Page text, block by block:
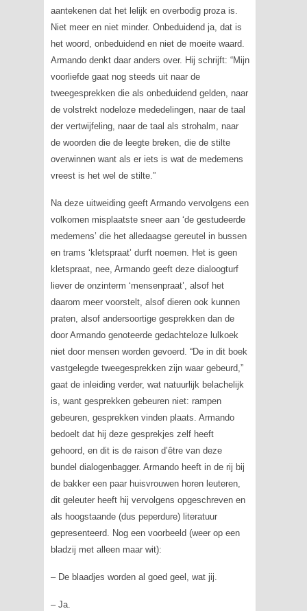
aantekenen dat het lelijk en overbodig proza is.
Niet meer en niet minder. Onbeduidend ja, dat is
het woord, onbeduidend en niet de moeite waard.
Armando denkt daar anders over. Hij schrijft: “Mijn
voorliefde gaat nog steeds uit naar de
tweegesprekken die als onbeduidend gelden, naar
de volstrekt nodeloze mededelingen, naar de taal
der vertwijfeling, naar de taal als strohalm, naar
de woorden die de leegte breken, die de stilte
overwinnen want als er iets is wat de medemens
vreest is het wel de stilte.”
Na deze uitweiding geeft Armando vervolgens een
volkomen misplaatste sneer aan ‘de gestudeerde
medemens’ die het alledaagse gereutel in bussen
en trams ‘kletspraat’ durft noemen. Het is geen
kletspraat, nee, Armando geeft deze dialoogturf
liever de onzinterm ‘mensenpraat’, alsof het
daarom meer voorstelt, alsof dieren ook kunnen
praten, alsof andersoortige gesprekken dan de
door Armando genoteerde gedachteloze lulkoek
niet door mensen worden gevoerd. “De in dit boek
vastgelegde tweegesprekken zijn waar gebeurd,”
gaat de inleiding verder, wat natuurlijk belachelijk
is, want gesprekken gebeuren niet: rampen
gebeuren, gesprekken vinden plaats. Armando
bedoelt dat hij deze gesprekjes zelf heeft
gehoord, en dit is de raison d’être van deze
bundel dialogenbagger. Armando heeft in de rij bij
de bakker een paar huisvrouwen horen leuteren,
dit geleuter heeft hij vervolgens opgeschreven en
als hoogstaande (dus peperdure) literatuur
gepresenteerd. Nog een voorbeeld (weer op een
bladzij met alleen maar wit):
– De blaadjes worden al goed geel, wat jij.
– Ja.